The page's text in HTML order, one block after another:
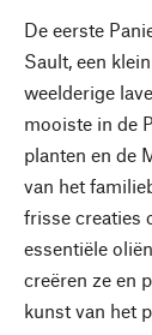
De eerste
Sault, een
weelderige
mooiste in de
planten en de
van het
frisse creaties
essentiële
creëren ze en
kunst van het